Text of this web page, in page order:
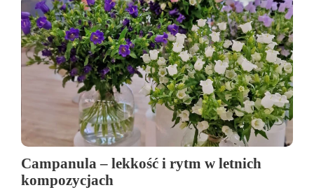
Campanula – lekkość i rytm w letnich
kompozycjach